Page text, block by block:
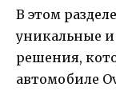
В этом
уникальные
решения,
автомобиле